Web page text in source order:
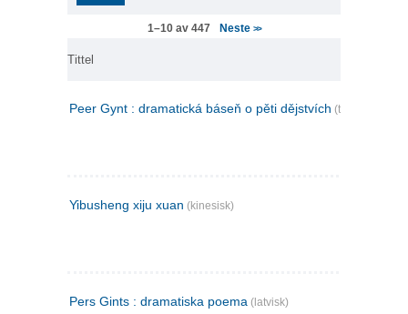
1–10 av 447 Neste >>
Tittel
Peer Gynt : dramatická báseň o pěti dějstvích (tsjekkisk)
Yibusheng xiju xuan (kinesisk)
Pers Gints : dramatiska poema (latvisk)